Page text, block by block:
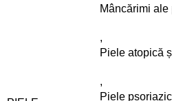
Mâncărimi ale
,
Piele atopică
,
Piele